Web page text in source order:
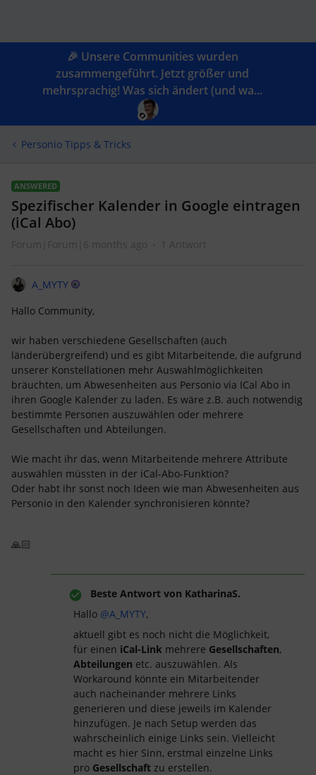
🎉 Unsere Communities wurden
zusammengeführt. Jetzt größer und
mehrsprachig! Was sich ändert (und wa...
Personio Tipps & Tricks
ANSWERED
Spezifischer Kalender in Google eintragen
(iCal Abo)
Forum|Forum|6 months ago 1 Antwort
A_MYTY
Hallo Community,
wir haben verschiedene Gesellschaften (auch
länderübergreifend) und es gibt Mitarbeitende, die aufgrund
unserer Konstellationen mehr Auswahlmöglichkeiten
bräuchten, um Abwesenheiten aus Personio via ICal Abo in
ihren Google Kalender zu laden. Es wäre z.B. auch notwendig
bestimmte Personen auszuwählen oder mehrere
Gesellschaften und Abteilungen.
Wie macht ihr das, wenn Mitarbeitende mehrere Attribute
auswählen müssten in der iCal-Abo-Funktion?
Oder habt ihr sonst noch Ideen wie man Abwesenheiten aus
Personio in den Kalender synchronisieren könnte?
🙏🏻
Beste Antwort von KatharinaS.
Hallo ​ @A_MYTY,
aktuell gibt es noch nicht die Möglichkeit,
für einen iCal-Link mehrere Gesellschaften,
Abteilungen etc. auszuwählen. Als
Workaround könnte ein Mitarbeitender
auch nacheinander mehrere Links
generieren und diese jeweils im Kalender
hinzufügen. Je nach Setup werden das
wahrscheinlich einige Links sein. Vielleicht
macht es hier Sinn, erstmal einzelne Links
pro Gesellschaft zu erstellen.